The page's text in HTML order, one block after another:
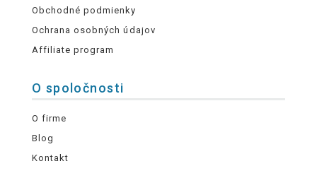
Obchodné podmienky
Ochrana osobných údajov
Affiliate program
O spoločnosti
O firme
Blog
Kontakt